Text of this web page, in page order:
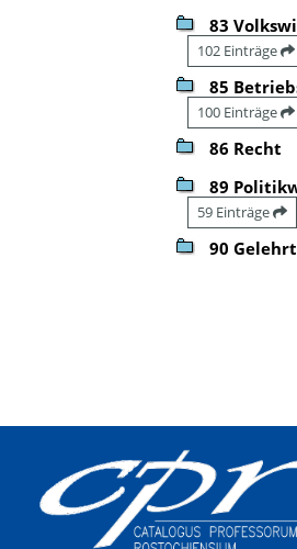
83
102 Einträge
85
100 Einträge
86 Recht
89
59 Einträge
90